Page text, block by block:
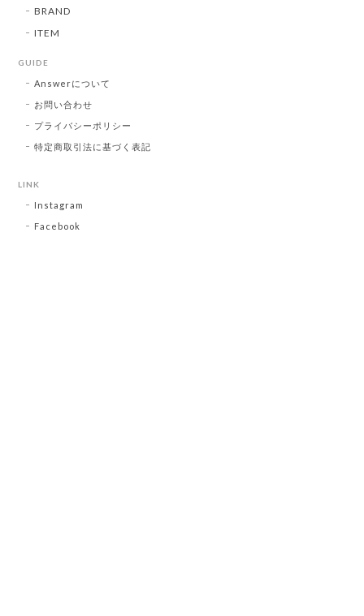
BRAND
ITEM
GUIDE
Answerについて
お問い合わせ
プライバシーポリシー
特定商取引法に基づく表記
LINK
Instagram
Facebook